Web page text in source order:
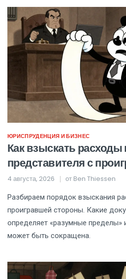
ЮРИСПРУДЕНЦИЯ И БИЗНЕС
Как взыскать расходы
представителя с
пошаговая инструкция
разумности
4 августа, 2026 от Ben Thiessen
Разбираем порядок взыскания
проигравшей стороны. Какие
определяет «разумные пределы»
может быть сокращена.